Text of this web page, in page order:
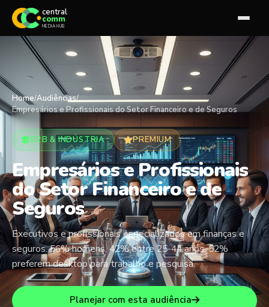
central
comm
MEDIA HUB
Home/Audiências/
Empresários e Profissionais do Setor Financeiro e de Seguros
B2B & INDÚSTRIA PREMIUM
Empresários e Profissionais
do Setor Financeiro e de
Seguros
Executivos e profissionais especializados em finanças e
seguros. 56% homens, 42% entre 25-44 anos, 52%
preferem desktop para trabalho e pesquisa.
Planejar com esta audiência